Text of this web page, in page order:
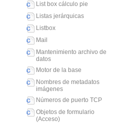
List box cálculo pie
Listas jerárquicas
Listbox
Mail
Mantenimiento archivo de
datos
Motor de la base
Nombres de metadatos
imágenes
Números de puerto TCP
Objetos de formulario
(Acceso)